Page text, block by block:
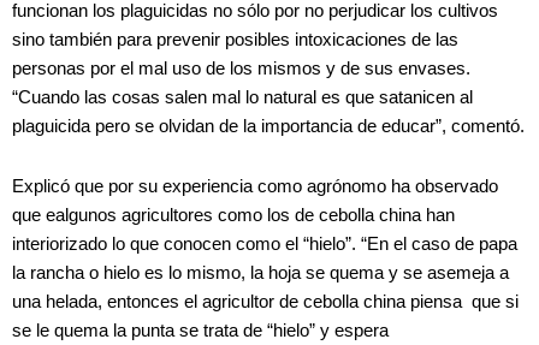
funcionan los plaguicidas no sólo por no perjudicar los cultivos
sino también para prevenir posibles intoxicaciones de las
personas por el mal uso de los mismos y de sus envases.
“Cuando las cosas salen mal lo natural es que satanicen al
plaguicida pero se olvidan de la importancia de educar”, comentó.
Explicó que por su experiencia como agrónomo ha observado
que ealgunos agricultores como los de cebolla china han
interiorizado lo que conocen como el “hielo”. “En el caso de papa
la rancha o hielo es lo mismo, la hoja se quema y se asemeja a
una helada, entonces el agricultor de cebolla china piensa que si
se le quema la punta se trata de “hielo” y espera